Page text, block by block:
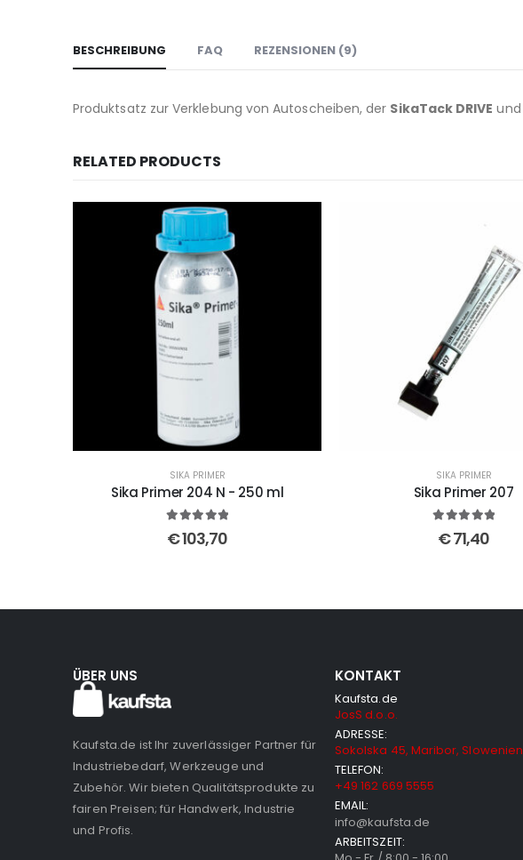
BESCHREIBUNG FAQ REZENSIONEN (9)
Produktsatz zur Verklebung von Autoscheiben, der SikaTack DRIVE und
RELATED PRODUCTS
SIKA PRIMER
Sika Primer 204 N - 250 ml
out of 5
€103,70
SIKA PRIMER
Sika Primer 207
out of 5
€71,40
ÜBER UNS
Kaufsta.de ist Ihr zuverlässiger Partner für
Industriebedarf, Werkzeuge und
Zubehör. Wir bieten Qualitätsprodukte zu
fairen Preisen; für Handwerk, Industrie
und Profis.
KONTAKT
Kaufsta.de
JosS d.o.o.
ADRESSE:
Sokolska 45, Maribor, Slowenien
TELEFON:
+49 162 669 5555
EMAIL:
info@kaufsta.de
ARBEITSZEIT: